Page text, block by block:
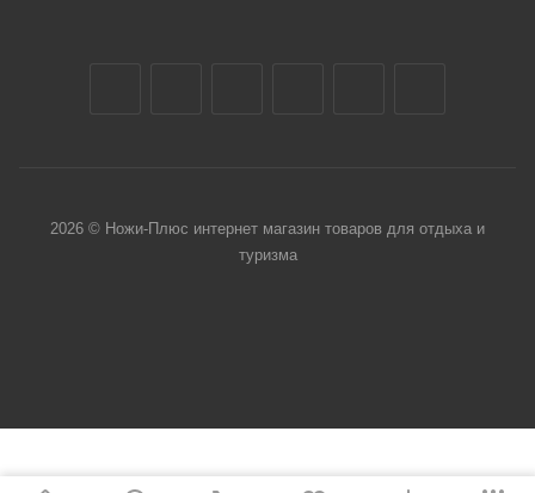
2026 © Ножи-Плюс интернет магазин товаров для отдыха и
туризма